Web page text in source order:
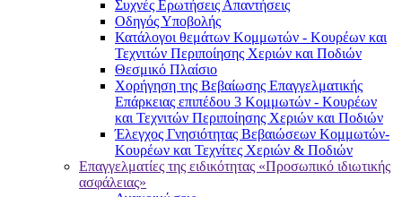
Συχνές Ερωτήσεις Απαντήσεις
Οδηγός Υποβολής
Κατάλογοι θεμάτων Κομμωτών - Κουρέων και
Τεχνιτών Περιποίησης Χεριών και Ποδιών
Θεσμικό Πλαίσιο
Χορήγηση της Βεβαίωσης Επαγγελματικής
Επάρκειας επιπέδου 3 Κομμωτών - Κουρέων
και Τεχνιτών Περιποίησης Χεριών και Ποδιών
Έλεγχος Γνησιότητας Βεβαιώσεων Κομμωτών-
Κουρέων και Τεχνίτες Χεριών & Ποδιών
Επαγγελματίες της ειδικότητας «Προσωπικό ιδιωτικής
ασφάλειας»